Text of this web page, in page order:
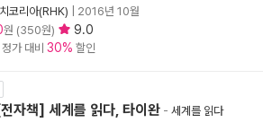
코리아(RHK)
2016년 10월
원 (350원) 9.0
가 대비 30% 할인
자책] 세계를 읽다, 타이완 - 세계를 읽다